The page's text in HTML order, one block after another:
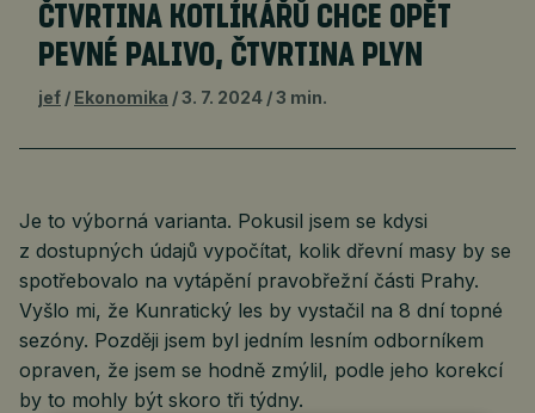
ČTVRTINA KOTLÍKÁŘŮ CHCE OPĚT
PEVNÉ PALIVO, ČTVRTINA PLYN
jef Ekonomika 3. 7. 2024 3 min.
Je to výborná varianta. Pokusil jsem se kdysi
z dostupných údajů vypočítat, kolik dřevní masy by se
spotřebovalo na vytápění pravobřežní části Prahy.
Vyšlo mi, že Kunratický les by vystačil na 8 dní topné
sezóny. Později jsem byl jedním lesním odborníkem
opraven, že jsem se hodně zmýlil, podle jeho korekcí
by to mohly být skoro tři týdny.